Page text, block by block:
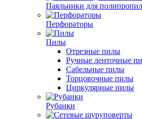
Паяльники для
Перфораторы
Пилы
Отрезные пилы
Ручные ленточные
Сабельные пилы
Торцовочные пилы
Циркулярные пилы
Рубанки